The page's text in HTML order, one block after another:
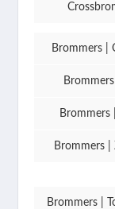
Brommers |
Brommers
Brommers |
Brommers |